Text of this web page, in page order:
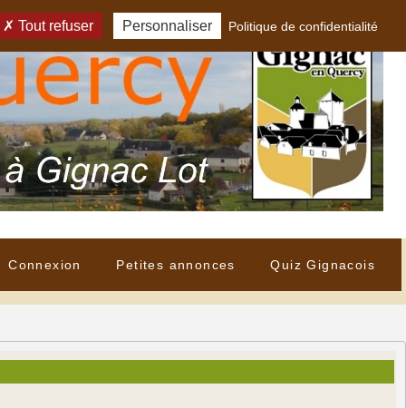
Connexion Petites annonces Quiz Gignacois
Tout refuser Personnaliser Politique de confidentialité